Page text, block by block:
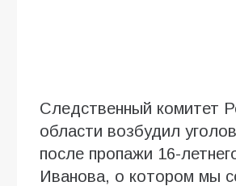
Следственный комитет
области возбудил
после пропажи 16-
Иванова, о котором мы